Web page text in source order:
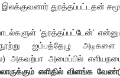
இலக்குவனார் துரத்தப்பட்டதன்
‘துரத்தப்பட்டேன்’
ஐம்பத்தேழு
அமைப்பில்
எளிதில் விளங்க